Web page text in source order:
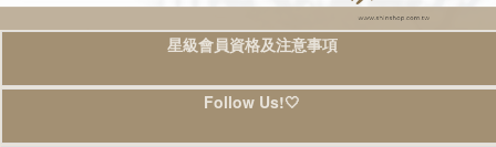
星級會員資格及注意事項
Follow Us!🤍